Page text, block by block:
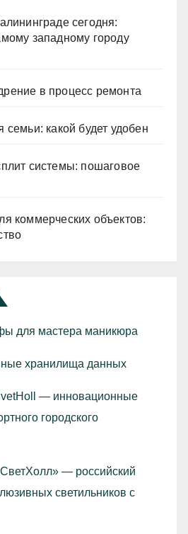
сегодня:
западному городу
в процесс ремонта
семьи: какой будет удобен
системы: пошаговое
коммерческих объектов:
для мастера маникюра
хранилища данных
— инновационные
городского
— российский
светильников с